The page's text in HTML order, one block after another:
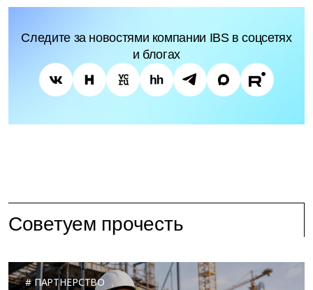
Следите за новостями компании IBS в соцсетях
и блогах
Советуем прочесть
ПАРТНЕРСТВО